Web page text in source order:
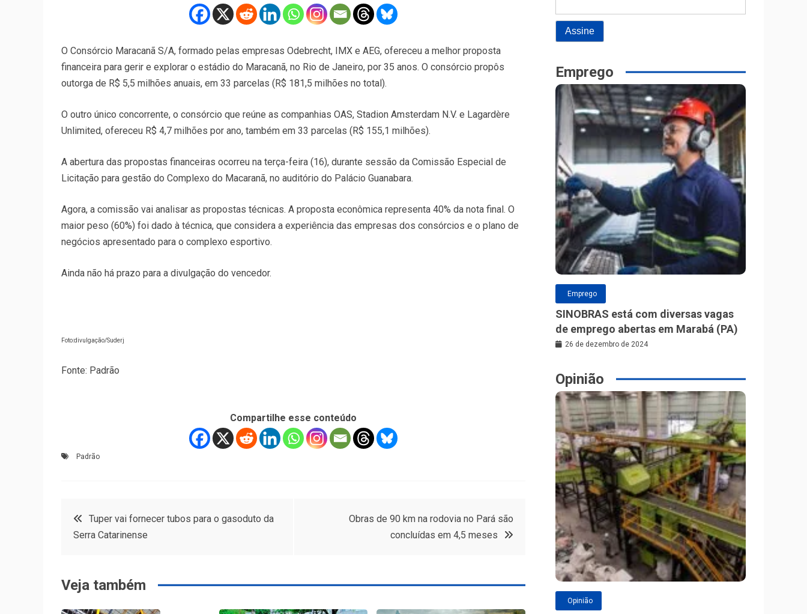
O Consórcio Maracanã S/A, formado pelas empresas Odebrecht, IMX e AEG, ofereceu a melhor proposta
financeira para gerir e explorar o estádio do Maracanã, no Rio de Janeiro, por 35 anos. O consórcio propôs
outorga de R$ 5,5 milhões anuais, em 33 parcelas (R$ 181,5 milhões no total).
O outro único concorrente, o consórcio que reúne as companhias OAS, Stadion Amsterdam N.V. e Lagardère
Unlimited, ofereceu R$ 4,7 milhões por ano, também em 33 parcelas (R$ 155,1 milhões).
A abertura das propostas financeiras ocorreu na terça-feira (16), durante sessão da Comissão Especial de
Licitação para gestão do Complexo do Macaranã, no auditório do Palácio Guanabara.
Agora, a comissão vai analisar as propostas técnicas. A proposta econômica representa 40% da nota final. O
maior peso (60%) foi dado à técnica, que considera a experiência das empresas dos consórcios e o plano de
negócios apresentado para o complexo esportivo.
Ainda não há prazo para a divulgação do vencedor.
Foto:divulgação/Suderj
Fonte: Padrão
Compartilhe esse conteúdo
Padrão
Navegação
Post
Tuper vai fornecer tubos para o gasoduto da
Serra Catarinense
Obras de 90 km na rodovia no Pará são
concluídas em 4,5 meses
Veja também
Emprego
Emprego
SINOBRAS está com diversas vagas
de emprego abertas em Marabá (PA)
26 de dezembro de 2024
Opinião
Opinião